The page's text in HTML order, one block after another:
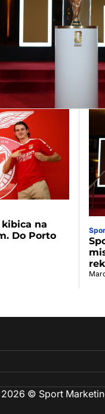
na
Do Porto
2026 © Sport